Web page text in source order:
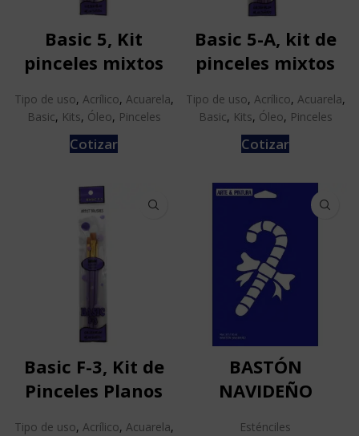
Basic 5, Kit
pinceles mixtos
Tipo de uso, Acrílico, Acuarela,
Basic, Kits, Óleo, Pinceles
Cotizar
Basic 5-A, kit de
pinceles mixtos
Tipo de uso, Acrílico, Acuarela,
Basic, Kits, Óleo, Pinceles
Cotizar
Basic F-3, Kit de
Pinceles Planos
Tipo de uso, Acrílico, Acuarela,
BASTÓN
NAVIDEÑO
Esténciles